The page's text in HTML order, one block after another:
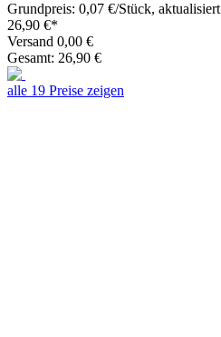
Grundpreis: 0,07 €/Stück,
26,90 €*
Versand 0,00 €
Gesamt: 26,90 €
alle 19 Preise zeigen